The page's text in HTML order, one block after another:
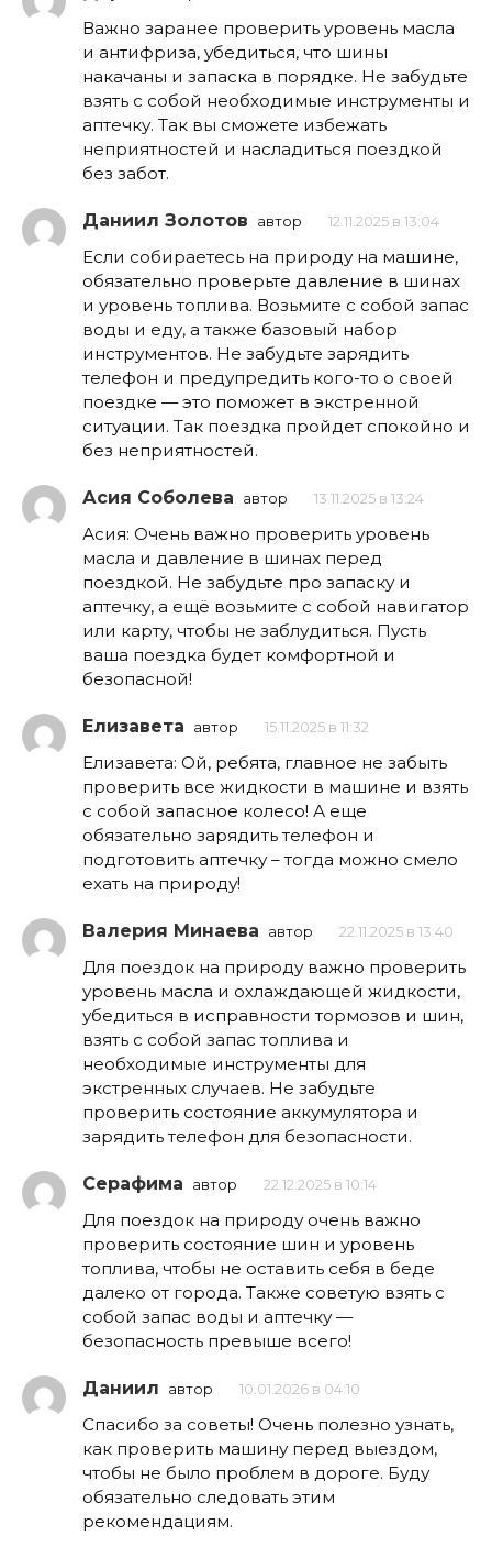
Важно заранее проверить уровень масла
и антифриза, убедиться, что шины
накачаны и запаска в порядке. Не забудьте
взять с собой необходимые инструменты и
аптечку. Так вы сможете избежать
неприятностей и насладиться поездкой
без забот.
Даниил Золотов автор 12.11.2025 в 13:04
Если собираетесь на природу на машине,
обязательно проверьте давление в шинах
и уровень топлива. Возьмите с собой запас
воды и еду, а также базовый набор
инструментов. Не забудьте зарядить
телефон и предупредить кого-то о своей
поездке — это поможет в экстренной
ситуации. Так поездка пройдет спокойно и
без неприятностей.
Асия Соболева автор 13.11.2025 в 13:24
Асия: Очень важно проверить уровень
масла и давление в шинах перед
поездкой. Не забудьте про запаску и
аптечку, а ещё возьмите с собой навигатор
или карту, чтобы не заблудиться. Пусть
ваша поездка будет комфортной и
безопасной!
Елизавета автор 15.11.2025 в 11:32
Елизавета: Ой, ребята, главное не забыть
проверить все жидкости в машине и взять
с собой запасное колесо! А еще
обязательно зарядить телефон и
подготовить аптечку – тогда можно смело
ехать на природу!
Валерия Минаева автор 22.11.2025 в 13:40
Для поездок на природу важно проверить
уровень масла и охлаждающей жидкости,
убедиться в исправности тормозов и шин,
взять с собой запас топлива и
необходимые инструменты для
экстренных случаев. Не забудьте
проверить состояние аккумулятора и
зарядить телефон для безопасности.
Серафима автор 22.12.2025 в 10:14
Для поездок на природу очень важно
проверить состояние шин и уровень
топлива, чтобы не оставить себя в беде
далеко от города. Также советую взять с
собой запас воды и аптечку —
безопасность превыше всего!
Даниил автор 10.01.2026 в 04:10
Спасибо за советы! Очень полезно узнать,
как проверить машину перед выездом,
чтобы не было проблем в дороге. Буду
обязательно следовать этим
рекомендациям.